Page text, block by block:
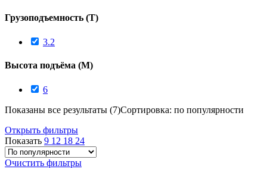
Грузоподъемность (Т)
3.2
Высота подъёма (М)
6
Показаны все результаты (7)Сортировка: по популярности
Открыть фильтры
Показать 9 12 18 24
Очистить фильтры